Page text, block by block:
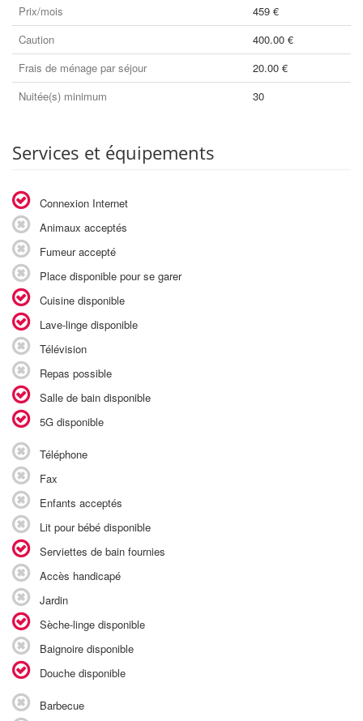
Prix/mois
459 €
Caution
400.00 €
Frais de ménage par séjour
20.00 €
Nuitée(s) minimum
30
Services et équipements
Connexion Internet
Animaux acceptés
Fumeur accepté
Place disponible pour se garer
Cuisine disponible
Lave-linge disponible
Télévision
Repas possible
Salle de bain disponible
5G disponible
Téléphone
Fax
Enfants acceptés
Lit pour bébé disponible
Serviettes de bain fournies
Accès handicapé
Jardin
Sèche-linge disponible
Baignoire disponible
Douche disponible
Barbecue